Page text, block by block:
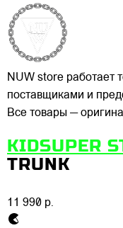
NUW store работает
поставщиками и
Все товары —
KIDSUPER
TRUNK
11 990 р.